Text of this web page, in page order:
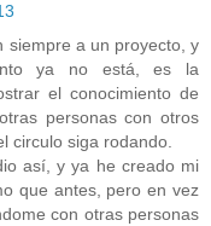
siempre a un proyecto, y
ya no está, es la
el conocimiento de
personas con otros
circulo siga rodando.
así, y ya he creado mi
que antes, pero en vez
con otras personas